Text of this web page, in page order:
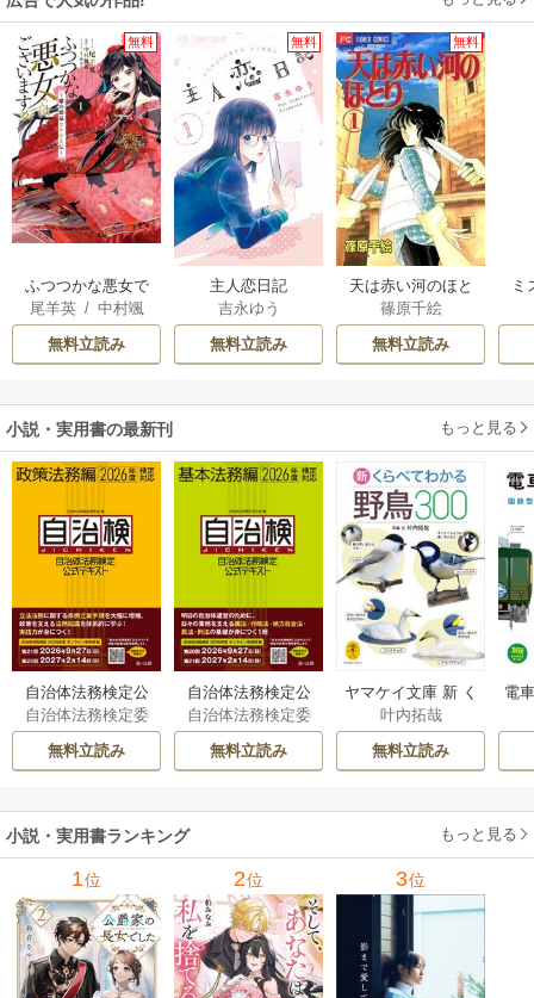
無料
ふつつかな悪女で
はございますが ～
雛宮蝶鼠とりかえ
伝～
尾羊英/ 中村颯
希
/ ゆき哉
無料立読み
無料
主人恋日記
吉永ゆう
無料立読み
無料
天は赤い河のほと
り
篠原千絵
無料立読み
ミ
小説・実用書の最新刊 もっと見る
自治体法務検定公
式テキスト 政策
法務編 ２０２６
年度検定対応 1巻
自治体法務検定委
員会
無料立読み
自治体法務検定公
式テキスト 基本
法務編 ２０２６
年度検定対応 1巻
自治体法務検定委
員会
無料立読み
ヤマケイ文庫 新 く
らべてわかる野鳥3
00 1巻
叶内拓哉
無料立読み
電
小説・実用書ランキング もっと見る
1位 2位 3位